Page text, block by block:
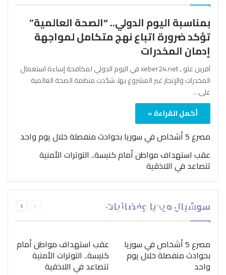
بمناسبة اليوم الدولي.. “الصحة العالمية”
تؤكد ضرورة اتباع نهج متكامل لمواجهة
إدمان المخدرات
آفرين علو ـ xeber24.net في اليوم الدولي لمكافحة إساءة استعمال
المخدرات والإتجار غير المشروع بها، شدّدت منظمة الصحة العالمية
على…
أكمل القراءة »
مصرع 5 أشخاص في سوريا بحوادث منفصلة خلال يوم واحد
عقب استهداف مواطن أمام كنيسة.. التوترات الأمنية
تتصاعد في اللاذقية
سوشيال ميديا وفضائيات الصفحةالصفحة
بمناسبة اليوم الدولي..
“الصحة العالمية” تؤكد
ضرورة اتباع نهج متكامل
لمواجهة إدمان المخدرات
مصرع 5 أشخاص في سوريا
بحوادث منفصلة خلال يوم
واحد
عقب استهداف مواطن أمام
كنيسة.. التوترات الأمنية
تتصاعد في اللاذقية